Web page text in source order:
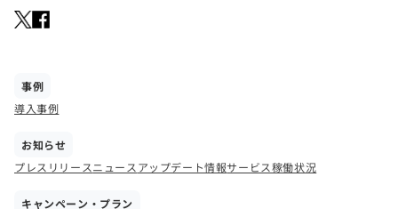
事例
導入事例
お知らせ
プレスリリースニュース アップデート情報サービス稼働状況
キャンペーン・プラン